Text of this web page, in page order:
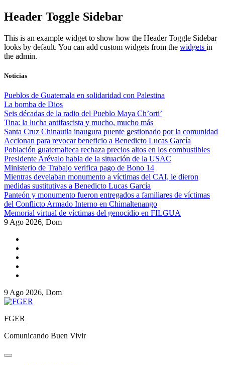
Skip
to
Header Toggle Sidebar
This is an example widget to show how the Header Toggle Sidebar
looks by default. You can add custom widgets from the widgets in
the admin.
Noticias
Pueblos de Guatemala en solidaridad con Palestina
La bomba de Dios
Seis décadas de la radio del Pueblo Maya Ch’orti’
Tina: la lucha antifascista y mucho, mucho más
Santa Cruz Chinautla inaugura puente gestionado por la comunidad
Accionan para revocar beneficio a Benedicto Lucas García
Población guatemalteca rechaza precios altos en los combustibles
Presidente Arévalo habla de la situación de la USAC
Ministerio de Trabajo verifica pago de Bono 14
Mientras develaban monumento a víctimas del CAI, le dieron
medidas sustitutivas a Benedicto Lucas García
Panteón y monumento fueron entregados a familiares de víctimas
del Conflicto Armado Interno en Chimaltenango
Memorial virtual de víctimas del genocidio en FILGUA
9 Ago 2026, Dom
9 Ago 2026, Dom
FGER
Comunicando Buen Vivir